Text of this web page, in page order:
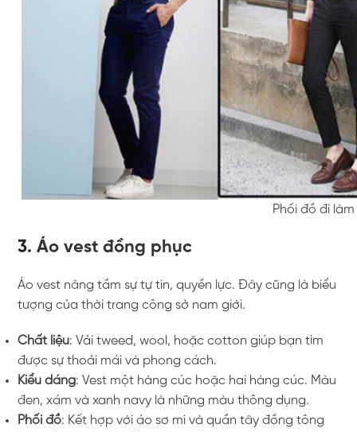
Phối đồ đi
3.Áo vest đồng phục
Áo vest nâng tầm sự tự tin, quyền lực. Đây cũng là biểu
tượng của thời trang công sở nam giới.
Chất liệu: Vải tweed, wool, hoặc cotton giúp bạn tìm
được sự thoải mái và phong cách.
Kiểu dáng: Vest một hàng cúc hoặc hai hàng cúc. Màu
đen, xám và xanh navy là những màu thông dụng.
Phối đồ: Kết hợp với áo sơ mi và quần tây đồng tông